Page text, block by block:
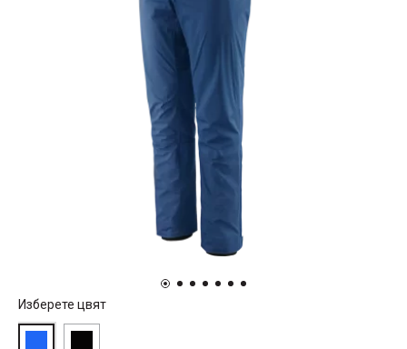
Изберете цвят